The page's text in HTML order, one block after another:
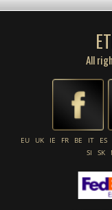
All
EU UK IE FR BE IT ES
SI
SK